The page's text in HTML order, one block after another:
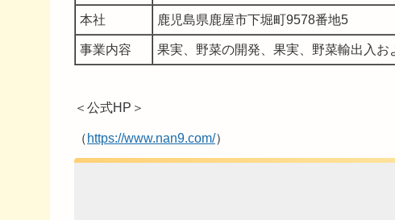
本社 鹿児島県鹿屋市下堀町9578番地5
事業内容 果実、野菜の開発、果実、野菜輸出入
＜公式HP＞
（ https://www.nan9.com/）